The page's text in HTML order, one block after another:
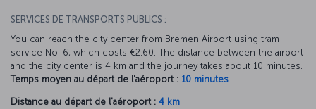
SERVICES DE TRANSPORTS PUBLICS :
You can reach the city center from Bremen Airport using tram
service No. 6, which costs €2.60. The distance between the airport
and the city center is 4 km and the journey takes about 10 minutes.
Temps moyen au départ de l'aéroport : 10 minutes
Distance au départ de l'aéroport : 4 km